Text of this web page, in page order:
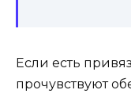
Если есть
прочувствуют